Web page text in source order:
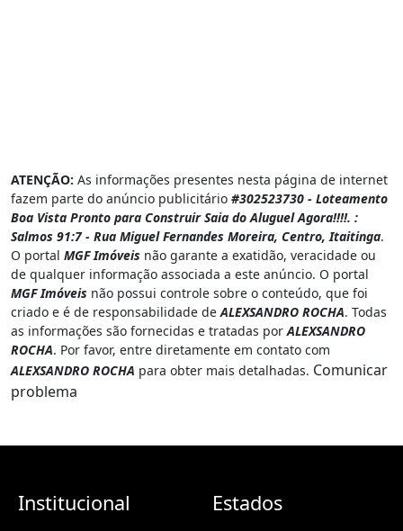
ATENÇÃO: As informações presentes nesta página de internet
fazem parte do anúncio publicitário #302523730 - Loteamento
Boa Vista Pronto para Construir Saia do Aluguel Agora!!!!. :
Salmos 91:7 - Rua Miguel Fernandes Moreira, Centro, Itaitinga.
O portal MGF Imóveis não garante a exatidão, veracidade ou
de qualquer informação associada a este anúncio. O portal
MGF Imóveis não possui controle sobre o conteúdo, que foi
criado e é de responsabilidade deALEXSANDRO ROCHA. Todas
as informações são fornecidas e tratadas porALEXSANDRO
ROCHA. Por favor, entre diretamente em contato com
ALEXSANDRO ROCHA para obter mais detalhadas. Comunicar
problema
Institucional Estados